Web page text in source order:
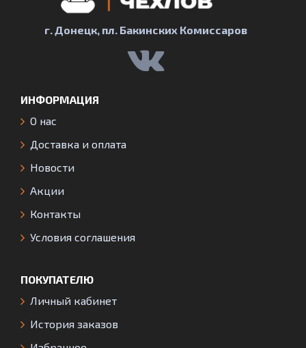
г. Донецк, пл. Бакинских Комиссаров
ИНФОРМАЦИЯ
О нас
Доставка и оплата
Новости
Акции
Контакты
Условия соглашения
ПОКУПАТЕЛЮ
Личный кабинет
История заказов